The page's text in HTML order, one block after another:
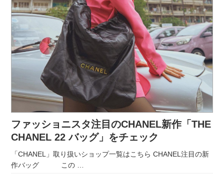
ファッショニスタ注目のCHANEL新作「THE
CHANEL 22 バッグ」をチェック
「CHANEL」取り扱いショップ一覧はこちら CHANEL注目の新
作バッグ この